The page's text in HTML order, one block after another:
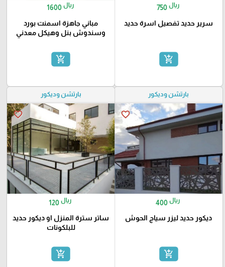
750 ريال
سرير حديد تفصيل اسرة حديد
add_shopping_cart
1600 ريال
مباني جاهزة اسمنت بورد
وسندوش بنل وهيكل معدني
add_shopping_cart
بارتشن وديكور
favorite_border
400 ريال
ديكور حديد ليزر سياج الحوش
add_shopping_cart
بارتشن وديكور
favorite_border
120 ريال
ساتر سترة المنزل او ديكور حديد
للبلكونات
add_shopping_cart